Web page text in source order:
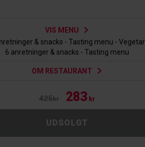
VIS MENU
& snacks - Tasting menu - Vegetar
6 anretninger & snacks - Tasting menu
OM RESTAURANT
425kr 283kr
UDSOLGT